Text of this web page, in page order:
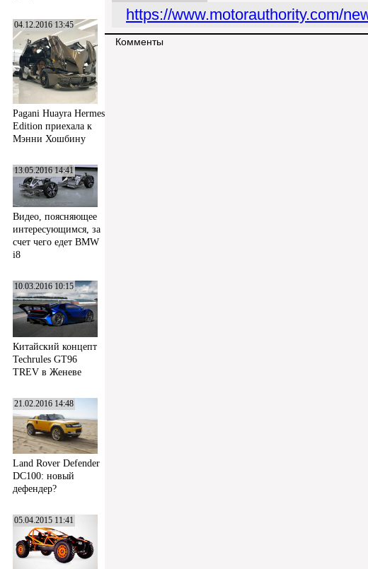
04.12.2016 13:45
Pagani Huayra Hermes
Edition приехала к
Мэнни Хошбину
13.05.2016 14:41
Видео, поясняющее
интересующимся, за
счет чего едет BMW
i8
10.03.2016 10:15
Китайский концепт
Techrules GT96
TREV в Женеве
21.02.2016 14:48
Land Rover Defender
DC100: новый
дефендер?
05.04.2015 11:41
https://www.motorauthority.com/
Комменты